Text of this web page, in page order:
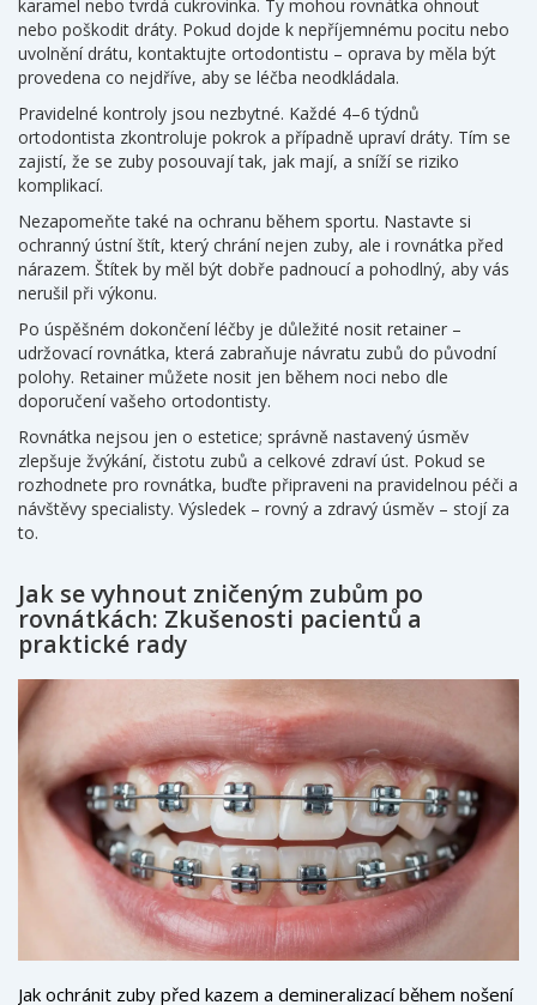
karamel nebo tvrdá cukrovinka. Ty mohou rovnátka ohnout
nebo poškodit dráty. Pokud dojde k nepříjemnému pocitu nebo
uvolnění drátu, kontaktujte ortodontistu – oprava by měla být
provedena co nejdříve, aby se léčba neodkládala.
Pravidelné kontroly jsou nezbytné. Každé 4–6 týdnů
ortodontista zkontroluje pokrok a případně upraví dráty. Tím se
zajistí, že se zuby posouvají tak, jak mají, a sníží se riziko
komplikací.
Nezapomeňte také na ochranu během sportu. Nastavte si
ochranný ústní štít, který chrání nejen zuby, ale i rovnátka před
nárazem. Štítek by měl být dobře padnoucí a pohodlný, aby vás
nerušil při výkonu.
Po úspěšném dokončení léčby je důležité nosit retainer –
udržovací rovnátka, která zabraňuje návratu zubů do původní
polohy. Retainer můžete nosit jen během noci nebo dle
doporučení vašeho ortodontisty.
Rovnátka nejsou jen o estetice; správně nastavený úsměv
zlepšuje žvýkání, čistotu zubů a celkové zdraví úst. Pokud se
rozhodnete pro rovnátka, buďte připraveni na pravidelnou péči a
návštěvy specialisty. Výsledek – rovný a zdravý úsměv – stojí za
to.
Jak se vyhnout zničeným zubům po
rovnátkách: Zkušenosti pacientů a
praktické rady
Jak ochránit zuby před kazem a demineralizací během nošení